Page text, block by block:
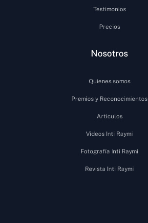
Testimonios
Precios
Nosotros
Quienes somos
Premios y Reconocimientos
Articulos
Videos Inti Raymi
Fotografía Inti Raymi
Revista Inti Raymi